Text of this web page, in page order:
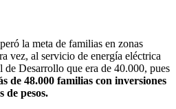
la meta de familias en zonas
vez, al servicio de energía eléctrica
de Desarrollo que era de 40.000, pues
de 48.000 familias con inversiones
de pesos.